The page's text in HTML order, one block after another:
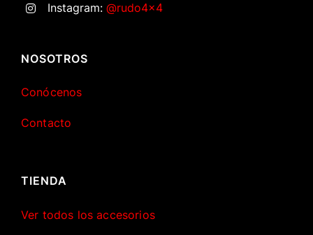
Instagram:@rudo4x4
NOSOTROS
Conócenos
Contacto
TIENDA
Ver todos los accesorios